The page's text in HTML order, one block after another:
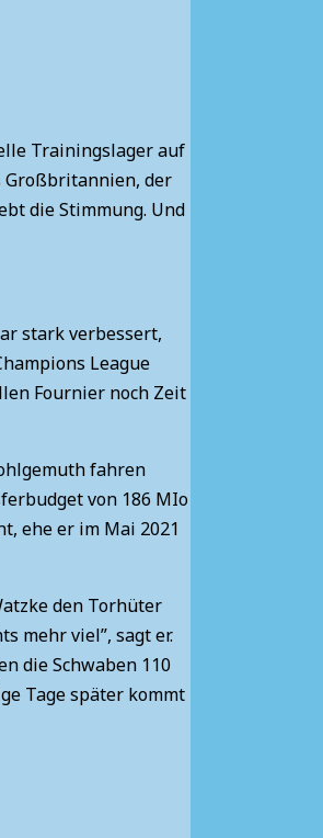
Trainingslager auf
Großbritannien, der
die Stimmung. Und
stark verbessert,
League
Fournier noch Zeit
fahren
von 186 MIo
ehe er im Mai 2021
den Torhüter
mehr viel”, sagt er.
die Schwaben 110
Tage später kommt